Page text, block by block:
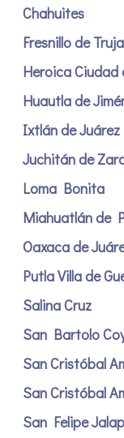
Chahuites
Fresnillo de
Heroica
Huautla de
Ixtlán de Juárez
Juchitán de
Loma Bonita
Miahuatlán de
Oaxaca de
Putla Villa de
Salina Cruz
San Bartolo
San Cristóbal
San Cristóbal
San Felipe